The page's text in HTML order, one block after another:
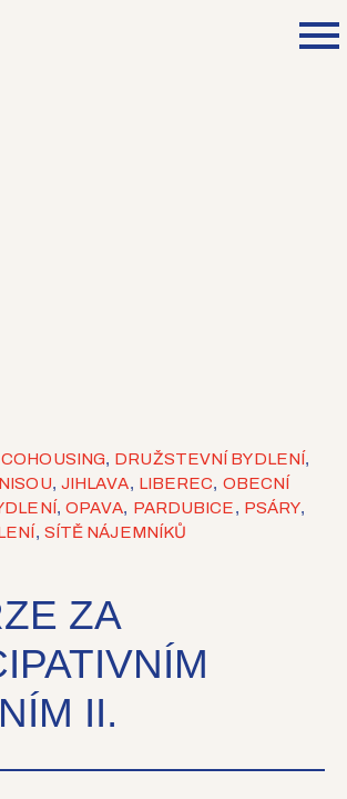
COHOUSING, DRUŽSTEVNÍ BYDLENÍ,
, JIHLAVA, LIBEREC, OBECNÍ
, OPAVA, PARDUBICE, PSÁRY,
, SÍTĚ NÁJEMNÍKŮ
ZA
II.